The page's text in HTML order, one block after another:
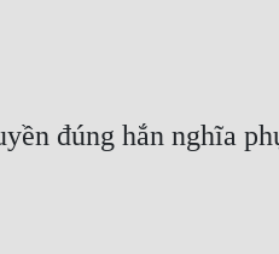
đúng hắn nghĩa